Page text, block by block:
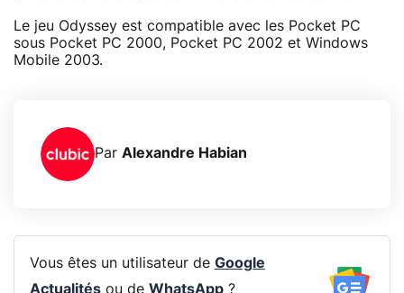
Le jeu Odyssey est compatible avec les Pocket PC
sous Pocket PC 2000, Pocket PC 2002 et Windows
Mobile 2003.
Par Alexandre Habian
Vous êtes un utilisateur de Google
Actualitésou de WhatsApp?